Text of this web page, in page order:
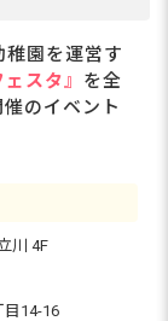
園を運営す
スタ』 を全
のイベント
川 4F
14-16